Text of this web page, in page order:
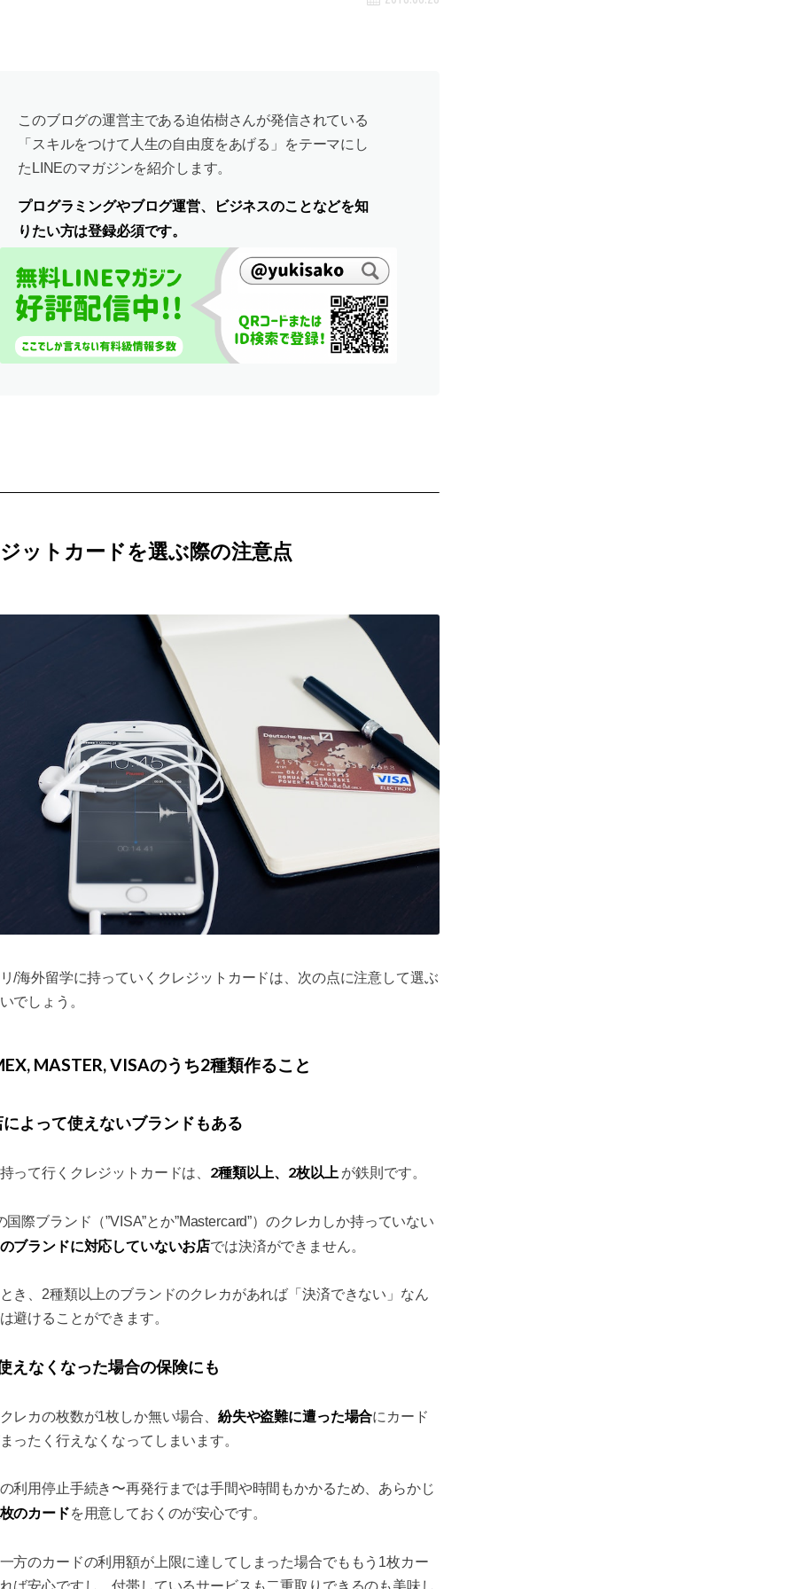
このブログの運営主である迫佑樹さんが発信されている
「スキルをつけて人生の自由度をあげる」をテーマにし
たLINEのマガジンを紹介します。
プログラミングやブログ運営、ビジネスのことなどを知
りたい方は登録必須です。
ットカードを選ぶ際の注意点
/海外留学に持っていくクレジットカードは、次の点に注意して選ぶ
でしょう。
MASTER, VISAのうち2種類作ること
よって使えないブランドもある
って行くクレジットカードは、 2種類以上、2枚以上が鉄則です。
国際ブランド（”VISA”とか”Mastercard”）のクレカしか持っていない
ブランドに対応していないお店では決済ができません。
き、2種類以上のブランドのクレカがあれば「決済できない」なん
避けることができます。
えなくなった場合の保険にも
レカの枚数が1枚しか無い場合、 紛失や盗難に遭った場合にカード
ったく行えなくなってしまいます。
利用停止手続き〜再発行までは手間や時間もかかるため、あらかじ
のカードを用意しておくのが安心です。
方のカードの利用額が上限に達してしまった場合でももう1枚カー
ば安心ですし、付帯しているサービスも二重取りできるのも美味し